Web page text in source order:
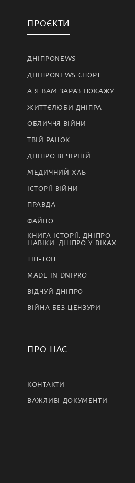
ПРОЄКТИ
ДНІПРОNEWS
ДНІПРОNEWS СПОРТ
А Я ВАМ ЗАРАЗ ПОКАЖУ…
ЖИТТЄЛЮБИ ДНІПРА
ОБЛИЧЧЯ ВІЙНИ
ТВІЙ РАНОК
ДНІПРО ВЕЧІРНІЙ
МЕДИЧНИЙ ХАБ
ІСТОРІЇ ВІЙНИ
ПРАВДА
ФАЙНО
КНИГА ІСТОРІЇ. ДНІПРО
НАВІКИ. ДНІПРО У ВІКАХ
ТІП-ТОП
MADE IN DNIPRO
ВІДЧУЙ ДНІПРО
ВІЙНА БЕЗ ЦЕНЗУРИ
ПРО НАС
КОНТАКТИ
ВАЖЛИВІ ДОКУМЕНТИ